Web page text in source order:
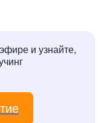
эфире и узнайте,